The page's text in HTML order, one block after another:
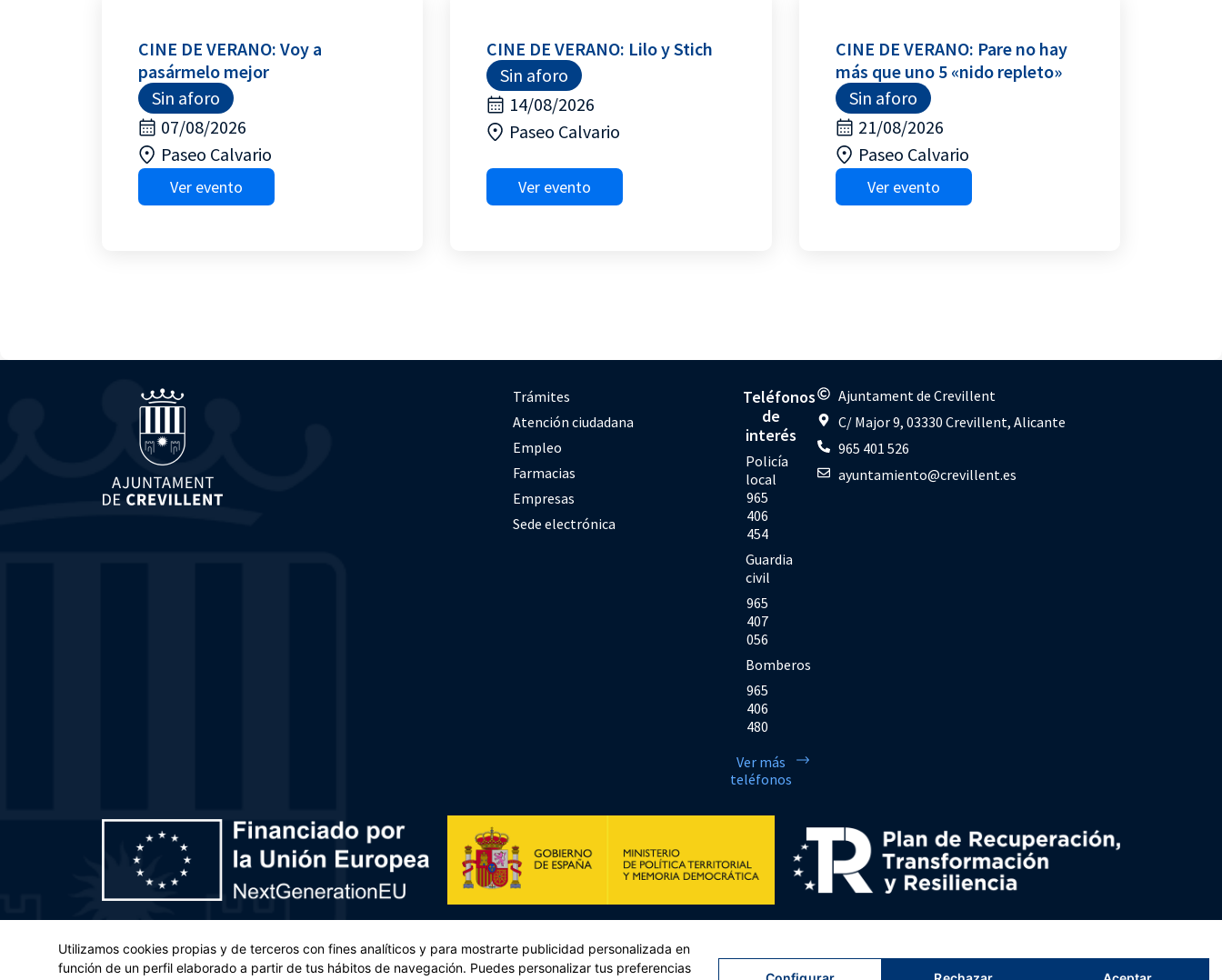
CINE DE VERANO: Voy a
pasármelo mejor
Sin aforo
07/08/2026
Paseo Calvario
Ver evento
CINE DE VERANO: Lilo y Stich
Sin aforo
14/08/2026
Paseo Calvario
Ver evento
CINE DE VERANO: Pare no hay
más que uno 5 «nido repleto»
Sin aforo
21/08/2026
Paseo Calvario
Ver evento
Trámites
Atención ciudadana
Empleo
Farmacias
Empresas
Sede electrónica
Teléfonos
de
interés
Policía
local
965
406
454
Guardia
civil
965
407
056
Bomberos
965
406
480
Ver más
teléfonos
Ajuntament de Crevillent
C/ Major 9, 03330 Crevillent, Alicante
965 401 526
ayuntamiento@crevillent.es
(UE) 2021/241 del Parlamento Europeo y del Consejo, de 12 de febrero de 2021. Componente 11, Inversión 2 del PRTR gestionado por el Ministerio de Política territorial.
Utilizamos cookies propias y de terceros con fines analíticos y para mostrarte publicidad personalizada en
función de un perfil elaborado a partir de tus hábitos de navegación. Puedes personalizar tus preferencias